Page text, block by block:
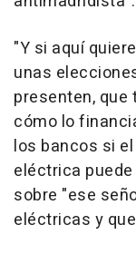
"Y si aquí
unas
presenten, que
cómo lo
los bancos si
eléctrica
sobre "ese
eléctricas y